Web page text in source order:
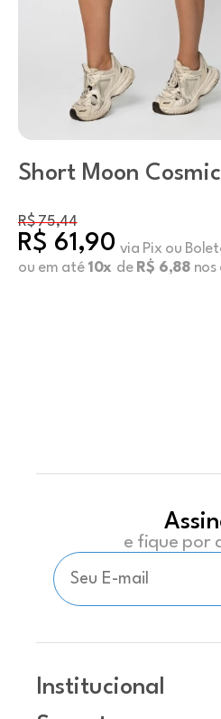
Short Moon Cosmic
R$ 75,44
R$ 61,90 via Pix ou
ou em até 10x de R$ 6,88nos
e fique por
Institucional